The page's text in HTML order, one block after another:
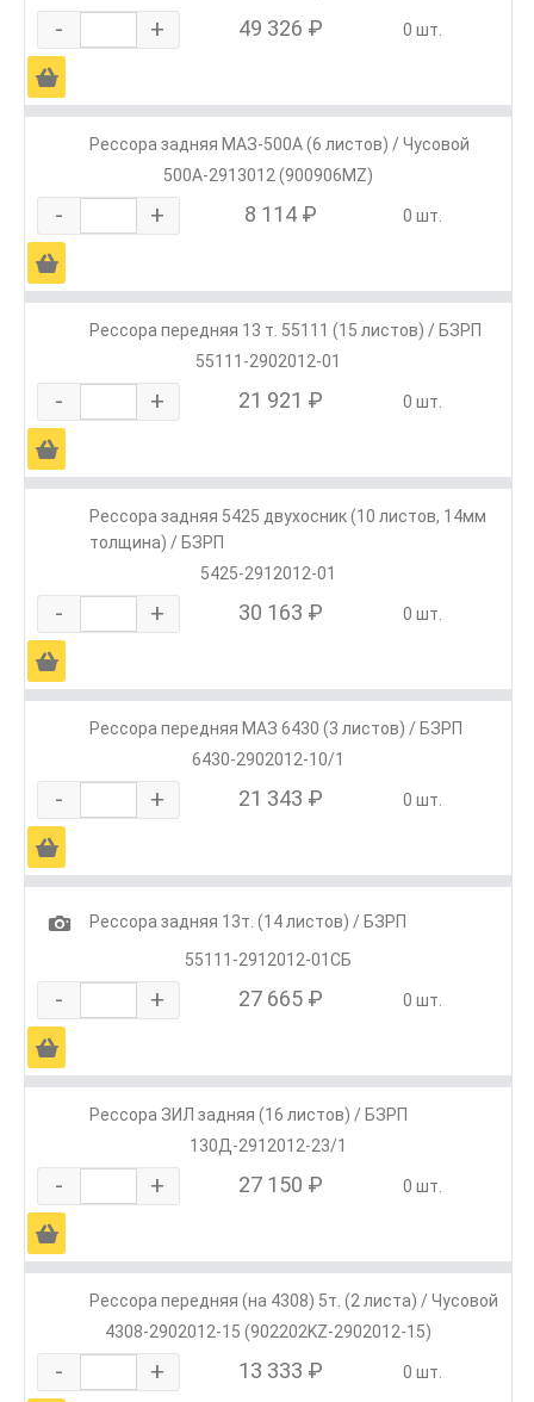
- + 49 326 ₽ 0 шт.
Ä
Рессора задняя МАЗ-500А (6 листов) / Чусовой
500А-2913012 (900906MZ)
- + 8 114 ₽ 0 шт.
Ä
Рессора передняя 13 т. 55111 (15 листов) / БЗРП
55111-2902012-01
- + 21 921 ₽ 0 шт.
Ä
Рессора задняя 5425 двухосник (10 листов, 14мм
толщина) / БЗРП
5425-2912012-01
- + 30 163 ₽ 0 шт.
Ä
Рессора передняя МАЗ 6430 (3 листов) / БЗРП
6430-2902012-10/1
- + 21 343 ₽ 0 шт.
Ä
1
Рессора задняя 13т. (14 листов) / БЗРП
55111-2912012-01СБ
- + 27 665 ₽ 0 шт.
Ä
Рессора ЗИЛ задняя (16 листов) / БЗРП
130Д-2912012-23/1
- + 27 150 ₽ 0 шт.
Ä
Рессора передняя (на 4308) 5т. (2 листа) / Чусовой
4308-2902012-15 (902202KZ-2902012-15)
- + 13 333 ₽ 0 шт.